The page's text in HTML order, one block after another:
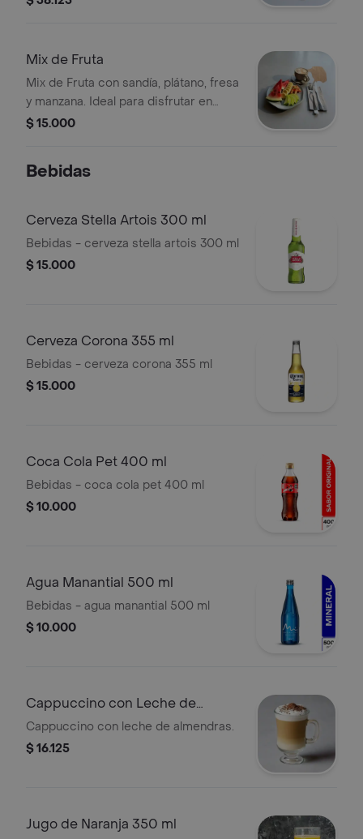
Mix de Fruta
Mix de Fruta con sandía, plátano, fresa
y manzana. Ideal para disfrutar en
cualquier momento del día.
$ 15.000
Bebidas
Cerveza Stella Artois 300 ml
Bebidas - cerveza stella artois 300 ml
$ 15.000
Cerveza Corona 355 ml
Bebidas - cerveza corona 355 ml
$ 15.000
Coca Cola Pet 400 ml
Bebidas - coca cola pet 400 ml
$ 10.000
Agua Manantial 500 ml
Bebidas - agua manantial 500 ml
$ 10.000
Cappuccino con Leche de
Almendras
Cappuccino con leche de almendras.
$ 16.125
Jugo de Naranja 350 ml